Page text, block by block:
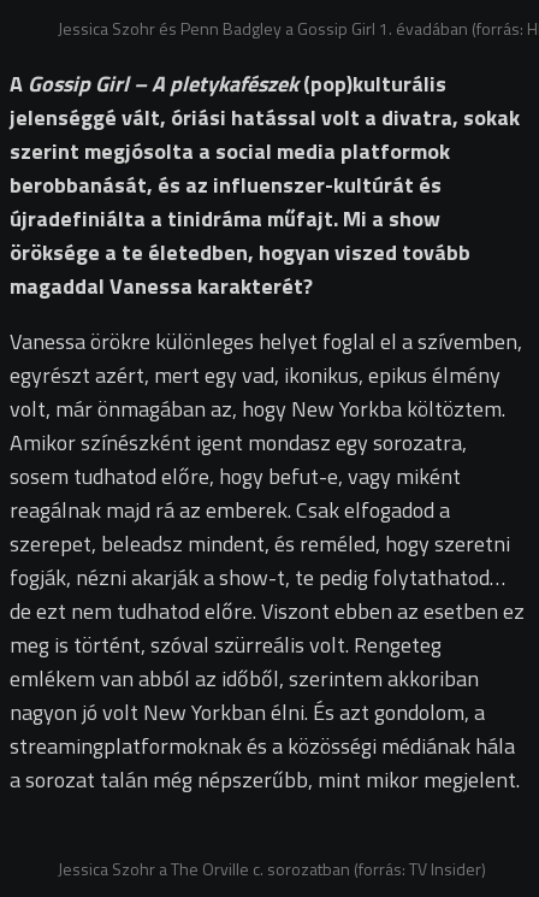
Jessica Szohr és Penn Badgley a Gossip Girl 1. évadában (forrás:
A Gossip Girl – A pletykafészek(pop)kulturális
jelenséggé vált, óriási hatással volt a divatra, sokak
szerint megjósolta a social media platformok
berobbanását, és az influenszer-kultúrát és
újradefiniálta a tinidráma műfajt. Mi a show
öröksége a te életedben, hogyan viszed tovább
magaddal Vanessa karakterét?
Vanessa örökre különleges helyet foglal el a szívemben,
egyrészt azért, mert egy vad, ikonikus, epikus élmény
volt, már önmagában az, hogy New Yorkba költöztem.
Amikor színészként igent mondasz egy sorozatra,
sosem tudhatod előre, hogy befut-e, vagy miként
reagálnak majd rá az emberek. Csak elfogadod a
szerepet, beleadsz mindent, és reméled, hogy szeretni
fogják, nézni akarják a show-t, te pedig folytathatod…
de ezt nem tudhatod előre. Viszont ebben az esetben ez
meg is történt, szóval szürreális volt. Rengeteg
emlékem van abból az időből, szerintem akkoriban
nagyon jó volt New Yorkban élni. És azt gondolom, a
streamingplatformoknak és a közösségi médiának hála
a sorozat talán még népszerűbb, mint mikor megjelent.
Jessica Szohr a The Orville c. sorozatban (forrás: TV Insider)